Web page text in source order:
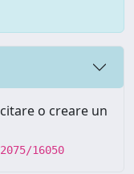
o creare un
16050